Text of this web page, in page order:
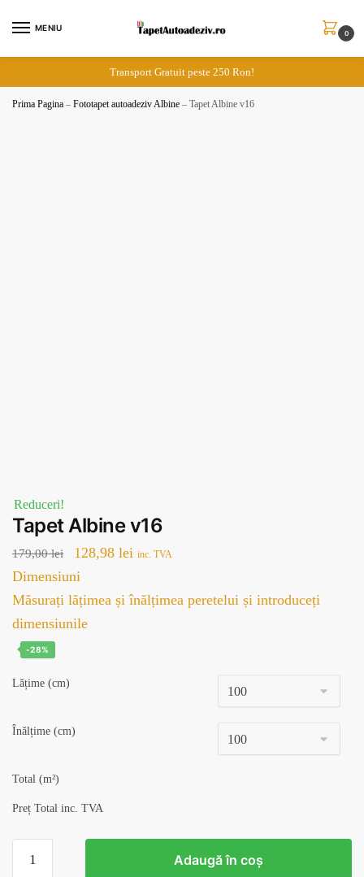
MENIU
0
Transport Gratuit peste 250 Ron!
Prima Pagina – Fototapet autoadeziv Albine – Tapet Albine v16
Reduceri!
Tapet Albine v16
179,00lei
Prețul
inițial
a
fost:
128,98 lei Prețul
este:
inc. TVA
Dimensiuni
Măsurați lățimea și înălțimea peretelui și introduceți
dimensiunile
-28%
Lățime (cm)
Înălțime (cm)
Total (m²)
Preț Total inc. TVA
Tapet
Adaugă în coș